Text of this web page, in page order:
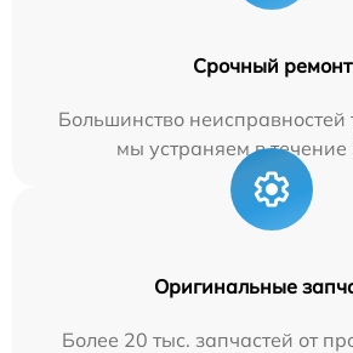
Срочный ремонт
Большинство неисправностей
мы устраняем в течение
Оригинальные
Более 20 тыс. запчастей от